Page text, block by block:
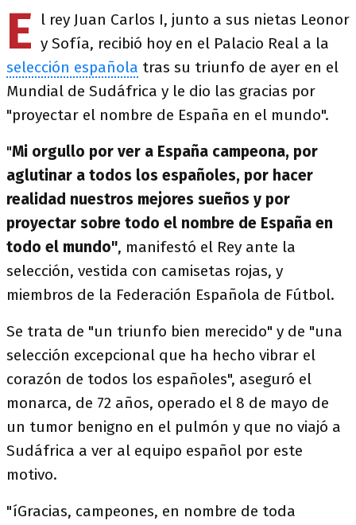
E
l rey Juan Carlos I, junto a sus nietas Leonor
y Sofía, recibió hoy en el Palacio Real a la
selección española tras su triunfo de ayer en el
Mundial de Sudáfrica y le dio las gracias por
"proyectar el nombre de España en el mundo".
"Mi orgullo por ver a España campeona, por
aglutinar a todos los españoles, por hacer
realidad nuestros mejores sueños y por
proyectar sobre todo el nombre de España en
todo el mundo", manifestó el Rey ante la
selección, vestida con camisetas rojas, y
miembros de la Federación Española de Fútbol.
Se trata de "un triunfo bien merecido" y de "una
selección excepcional que ha hecho vibrar el
corazón de todos los españoles", aseguró el
monarca, de 72 años, operado el 8 de mayo de
un tumor benigno en el pulmón y que no viajó a
Sudáfrica a ver al equipo español por este
motivo.
"íGracias, campeones, en nombre de toda